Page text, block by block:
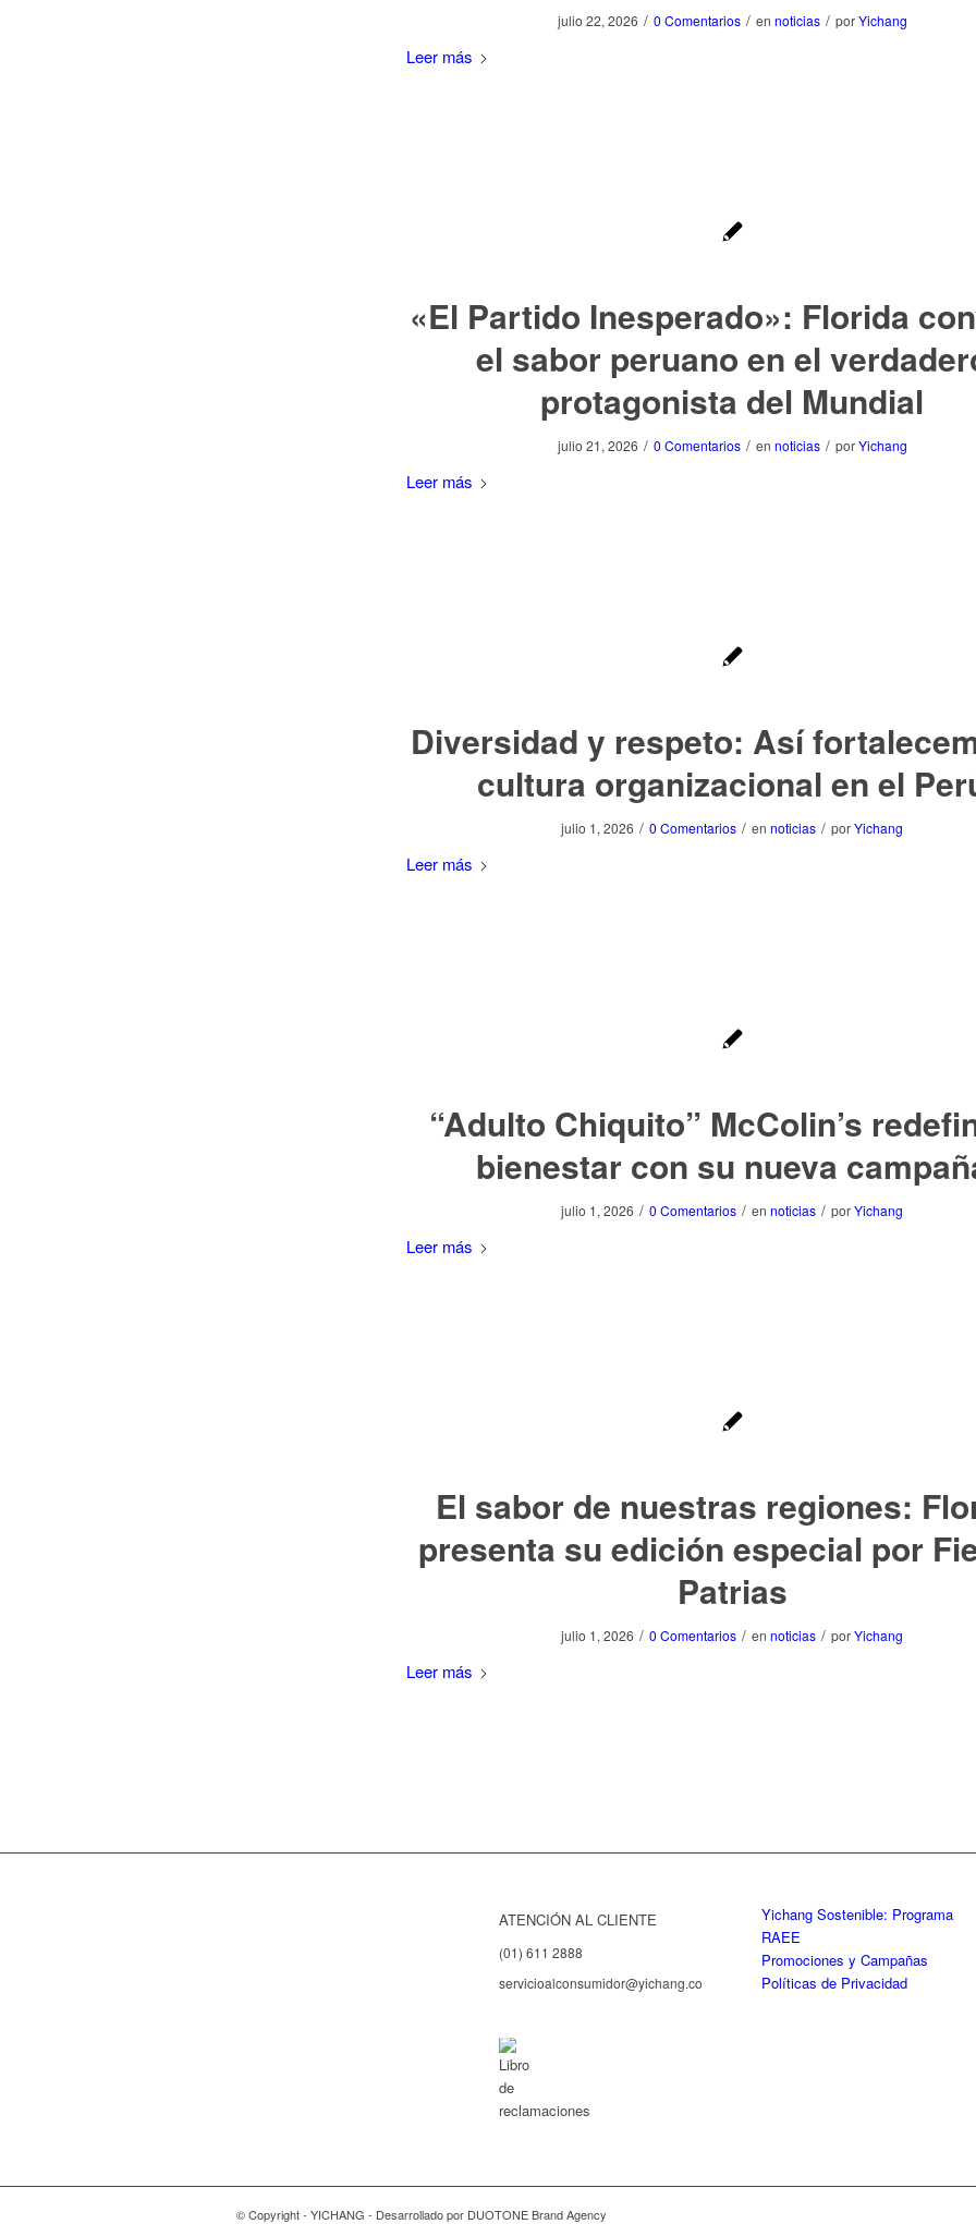
julio 22, 2026 / 0 Comentarios / en noticias / porYichang
Leer más
«El Partido Inesperado»: Florida
el sabor peruano en el
protagonista del Mundial
julio 21, 2026 / 0 Comentarios / en noticias / porYichang
Leer más
Diversidad y respeto: Así
cultura organizacional en el
julio 1, 2026 / 0 Comentarios / en noticias / porYichang
Leer más
“Adulto Chiquito” McColin’s
bienestar con su nueva
julio 1, 2026 / 0 Comentarios / en noticias / porYichang
Leer más
El sabor de nuestras regiones:
presenta su edición especial por
Patrias
julio 1, 2026 / 0 Comentarios / en noticias / porYichang
Leer más
ATENCIÓN AL CLIENTE
(01) 611 2888
servicioalconsumidor@yichang.com.pe
Yichang Sostenible: Programa
RAEE
Promociones y Campañas
Políticas de Privacidad
© Copyright - YICHANG - Desarrollado por DUOTONE Brand Agency